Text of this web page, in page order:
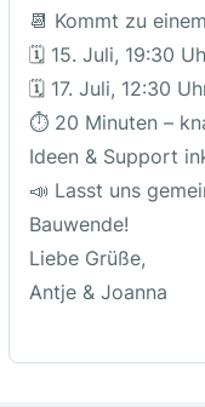
Veranstalter
Fotos
📆 Kommt zu
🗓️ 15. Juli, 19:30
🗓️ 17. Juli, 12:30
⏱️ 20 Minuten –
Ideen & Support
📣 Lasst uns
Bauwende!
Liebe Grüße,
Antje & Joanna